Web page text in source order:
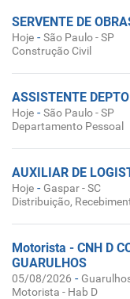
SERVENTE DE
Hoje -São Paulo - SP
Construção Civil
ASSISTENTE
Hoje -São Paulo - SP
Departamento Pessoal
AUXILIAR DE
Hoje - Gaspar - SC
Distribuição,
Motorista - CNH D
GUARULHOS
05/08/2026 -
Motorista - Hab D